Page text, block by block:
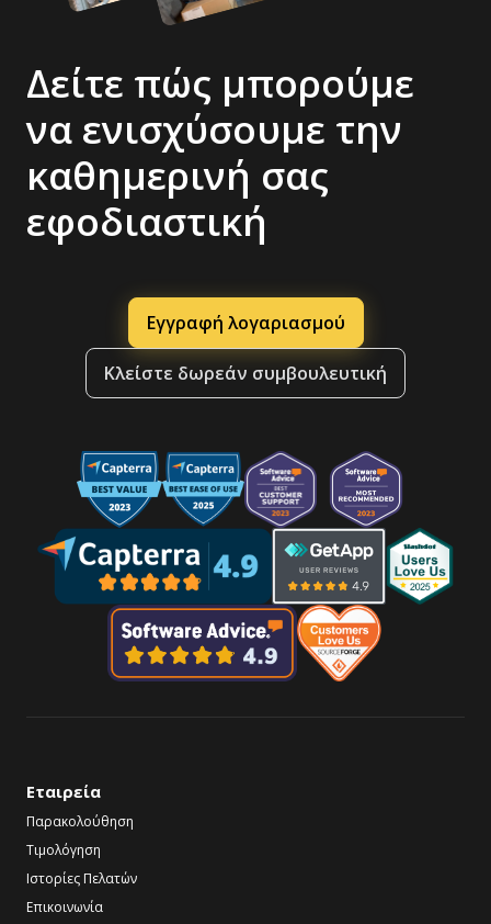
Δείτε πώς μπορούμε
να ενισχύσουμε την
καθημερινή σας
εφοδιαστική
Εγγραφή λογαριασμού
Κλείστε δωρεάν συμβουλευτική
Εταιρεία
Παρακολούθηση
Τιμολόγηση
Ιστορίες Πελατών
Επικοινωνία